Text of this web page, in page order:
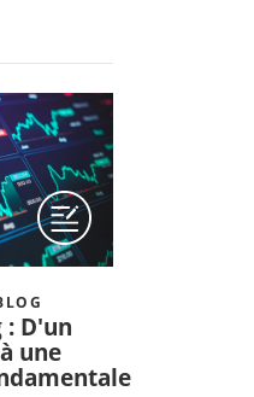
: D'un
une